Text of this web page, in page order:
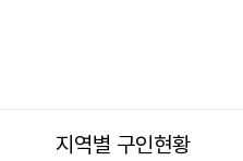
지역별 구인현황